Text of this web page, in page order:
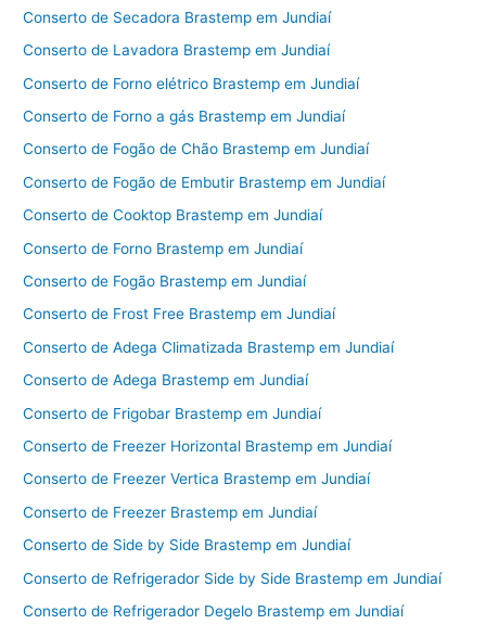
Conserto de Secadora Brastemp em Jundiaí
Conserto de Lavadora Brastemp em Jundiaí
Conserto de Forno elétrico Brastemp em Jundiaí
Conserto de Forno a gás Brastemp em Jundiaí
Conserto de Fogão de Chão Brastemp em Jundiaí
Conserto de Fogão de Embutir Brastemp em Jundiaí
Conserto de Cooktop Brastemp em Jundiaí
Conserto de Forno Brastemp em Jundiaí
Conserto de Fogão Brastemp em Jundiaí
Conserto de Frost Free Brastemp em Jundiaí
Conserto de Adega Climatizada Brastemp em Jundiaí
Conserto de Adega Brastemp em Jundiaí
Conserto de Frigobar Brastemp em Jundiaí
Conserto de Freezer Horizontal Brastemp em Jundiaí
Conserto de Freezer Vertica Brastemp em Jundiaí
Conserto de Freezer Brastemp em Jundiaí
Conserto de Side by Side Brastemp em Jundiaí
Conserto de Refrigerador Side by Side Brastemp em Jundiaí
Conserto de Refrigerador Degelo Brastemp em Jundiaí